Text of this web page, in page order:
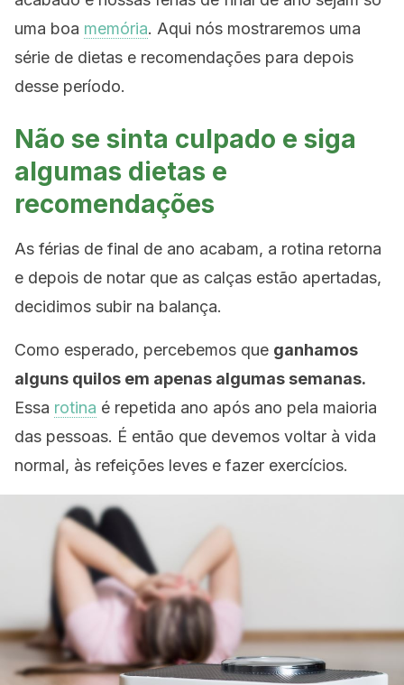
uma boa memória. Aqui nós mostraremos uma
série de dietas e recomendações para depois
desse período.
Não se sinta culpado e siga
algumas dietas e
recomendações
As férias de final de ano acabam, a rotina retorna
e depois de notar que as calças estão apertadas,
decidimos subir na balança.
Como esperado, percebemos que ganhamos
alguns quilos em apenas algumas semanas.
Essa rotina é repetida ano após ano pela maioria
das pessoas. É então que devemos voltar à vida
normal, às refeições leves e fazer exercícios.